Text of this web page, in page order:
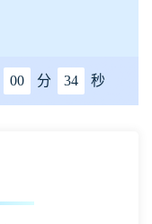
00 分 33 秒